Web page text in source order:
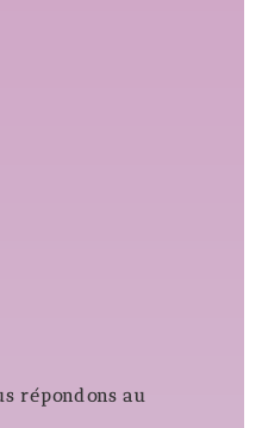
répondons au